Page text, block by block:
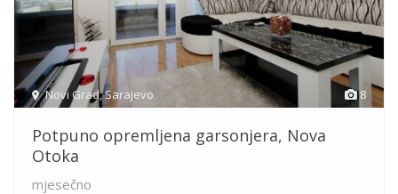
8
Novi Grad,Sarajevo
Potpuno opremljena garsonjera, Nova
Otoka
mjesečno